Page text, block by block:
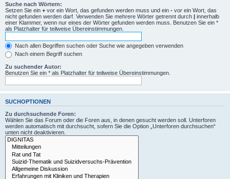
Suche nach Wörtern:
Setzen Sie ein + vor ein Wort, das gefunden werden muss und ein - vor ein Wort, das
nicht gefunden werden darf. Verwenden Sie mehrere Wörter getrennt durch | innerhalb
einer Klammer, wenn nur eines der Wörter gefunden werden muss. Benutzen Sie ein *
als Platzhalter für teilweise Übereinstimmungen.
Nach allen Begriffen suchen oder Suche wie angegeben verwenden
Nach einem Begriff suchen
Zu suchender Autor:
Benutzen Sie ein * als Platzhalter für teilweise Übereinstimmungen.
SUCHOPTIONEN
Zu durchsuchende Foren:
Wählen Sie das Forum oder die Foren aus, in denen gesucht werden soll. Unterforen
werden automatisch mit durchsucht, sofern Sie die Option „Unterforen durchsuchen“
unten nicht deaktivieren.